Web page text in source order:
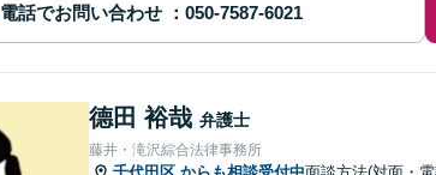
電話でお問い合わせ
德田 裕哉 弁護士
藤井・滝沢綜合法律事務所